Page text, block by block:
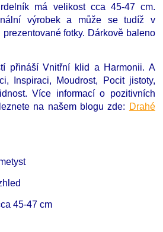
má velikost cca 45-47 cm.
výrobek a může se tudíž v
fotky. Dárkově baleno
přináší Vnitřní klid a Harmonii. A
Inspiraci, Moudrost, Pocit jistoty,
Více informací o pozitivních
na našem blogu zde: Drahé
45-47 cm